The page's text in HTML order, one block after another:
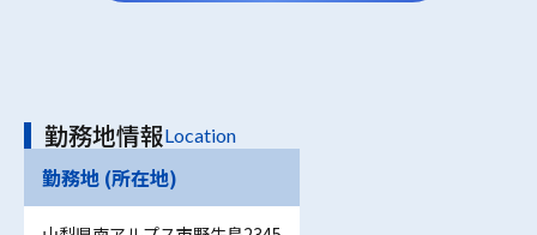
勤務地情報Location
勤務地 (所在地)